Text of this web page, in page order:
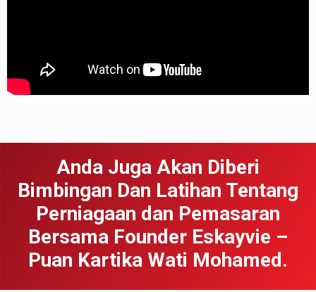
Anda Juga Akan Diberi
Bimbingan Dan Latihan Tentang
Perniagaan dan Pemasaran
Bersama Founder Eskayvie –
Puan Kartika Wati Mohamed.